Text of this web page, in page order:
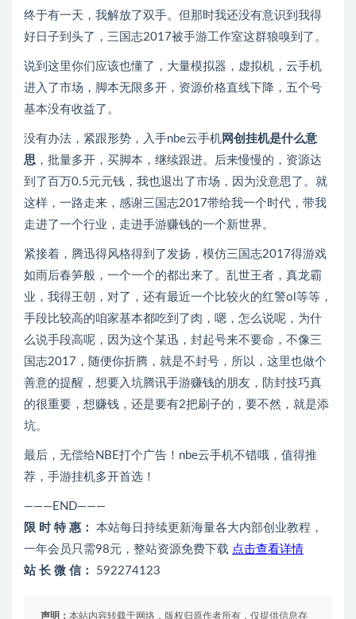
终于有一天，我解放了双手。但那时我还没有意识到我得
好日子到头了，三国志2017被手游工作室这群狼嗅到了。
说到这里你们应该也懂了，大量模拟器，虚拟机，云手机
进入了市场，脚本无限多开，资源价格直线下降，五个号
基本没有收益了。
没有办法，紧跟形势，入手nbe云手机 网创挂机是什么意
思 ，批量多开，买脚本，继续跟进。后来慢慢的，资源达
到了百万0.5元元钱，我也退出了市场，因为没意思了。就
这样，一路走来，感谢三国志2017带给我一个时代，带我
走进了一个行业，走进手游赚钱的一个新世界。
紧接着，腾迅得风格得到了发扬，模仿三国志2017得游戏
如雨后春笋般，一个一个的都出来了。乱世王者，真龙霸
业，我得王朝，对了，还有最近一个比较火的红警ol等等，
手段比较高的咱家基本都吃到了肉，嗯，怎么说呢，为什
么说手段高呢，因为这个某迅，封起号来不要命，不像三
国志2017，随便你折腾，就是不封号，所以，这里也做个
善意的提醒，想要入坑腾讯手游赚钱的朋友，防封技巧真
的很重要，想赚钱，还是要有2把刷子的，要不然，就是添
坑。
最后，无偿给NBE打个广告！nbe云手机不错哦，值得推
荐，手游挂机多开首选！
———END———
限 时 特 惠： 本站每日持续更新海量各大内部创业教程，
一年会员只需98元，整站资源免费下载 点击查看详情
站 长 微 信： 592274123
声明： 本站内容转载于网络，版权归原作者所有，仅提供信息存